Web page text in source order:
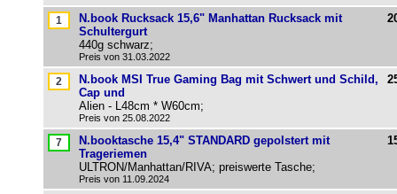
N.book Rucksack 15,6" Manhattan Rucksack mit
Schultergurt
440g schwarz;
Preis von 31.03.2022
N.book MSI True Gaming Bag mit Schwert und Schild,
Cap und
Alien - L48cm * W60cm;
Preis von 25.08.2022
N.booktasche 15,4" STANDARD gepolstert mit
Trageriemen
ULTRON/Manhattan/RIVA; preiswerte Tasche;
Preis von 11.09.2024